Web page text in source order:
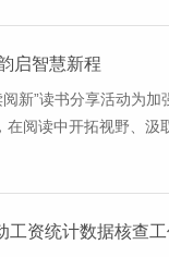
启智慧新程
新”读书分享活动为加
阅读中开拓视野、汲
工资统计数据核查